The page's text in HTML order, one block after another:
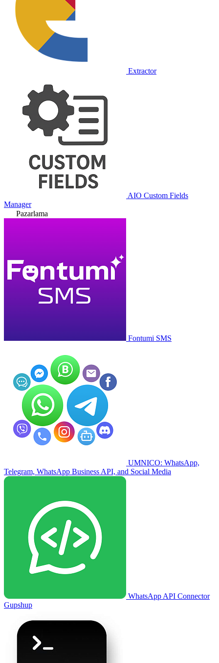
Extractor
AIO Custom Fields
Manager
Pazarlama
Fontumi SMS
UMNICO: WhatsApp,
Telegram, WhatsApp Business API, and Social Media
WhatsApp API Connector
Gupshup